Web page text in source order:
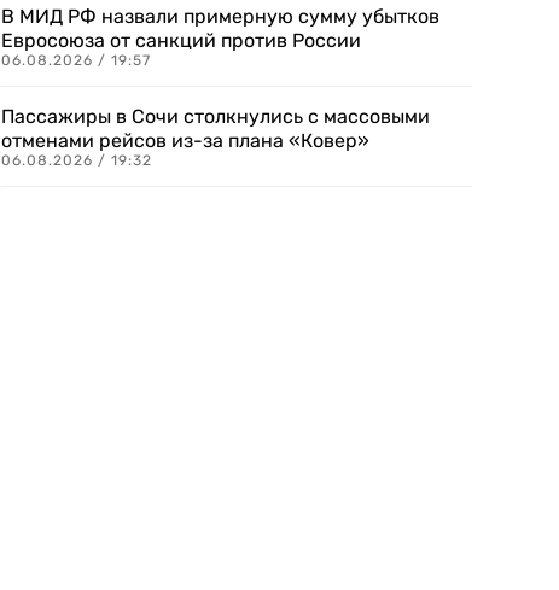
В МИД РФ назвали примерную сумму убытков
Евросоюза от санкций против России
06.08.2026 / 19:57
Пассажиры в Сочи столкнулись с массовыми
отменами рейсов из-за плана «Ковер»
06.08.2026 / 19:32